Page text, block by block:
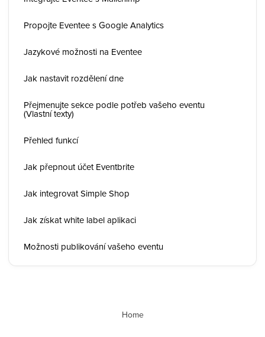
Propojte Eventee s Google Analytics
Jazykové možnosti na Eventee
Jak nastavit rozdělení dne
Přejmenujte sekce podle potřeb vašeho eventu
(Vlastní texty)
Přehled funkcí
Jak přepnout účet Eventbrite
Jak integrovat Simple Shop
Jak získat white label aplikaci
Možnosti publikování vašeho eventu
Home